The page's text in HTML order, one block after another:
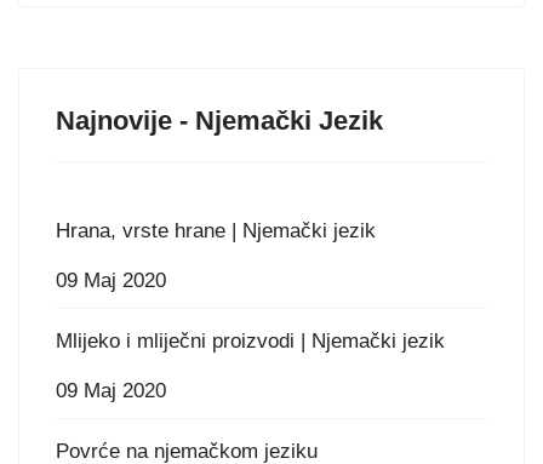
Najnovije - Njemački Jezik
Hrana, vrste hrane | Njemački jezik
09 Maj 2020
Mlijeko i mliječni proizvodi | Njemački jezik
09 Maj 2020
Povrće na njemačkom jeziku